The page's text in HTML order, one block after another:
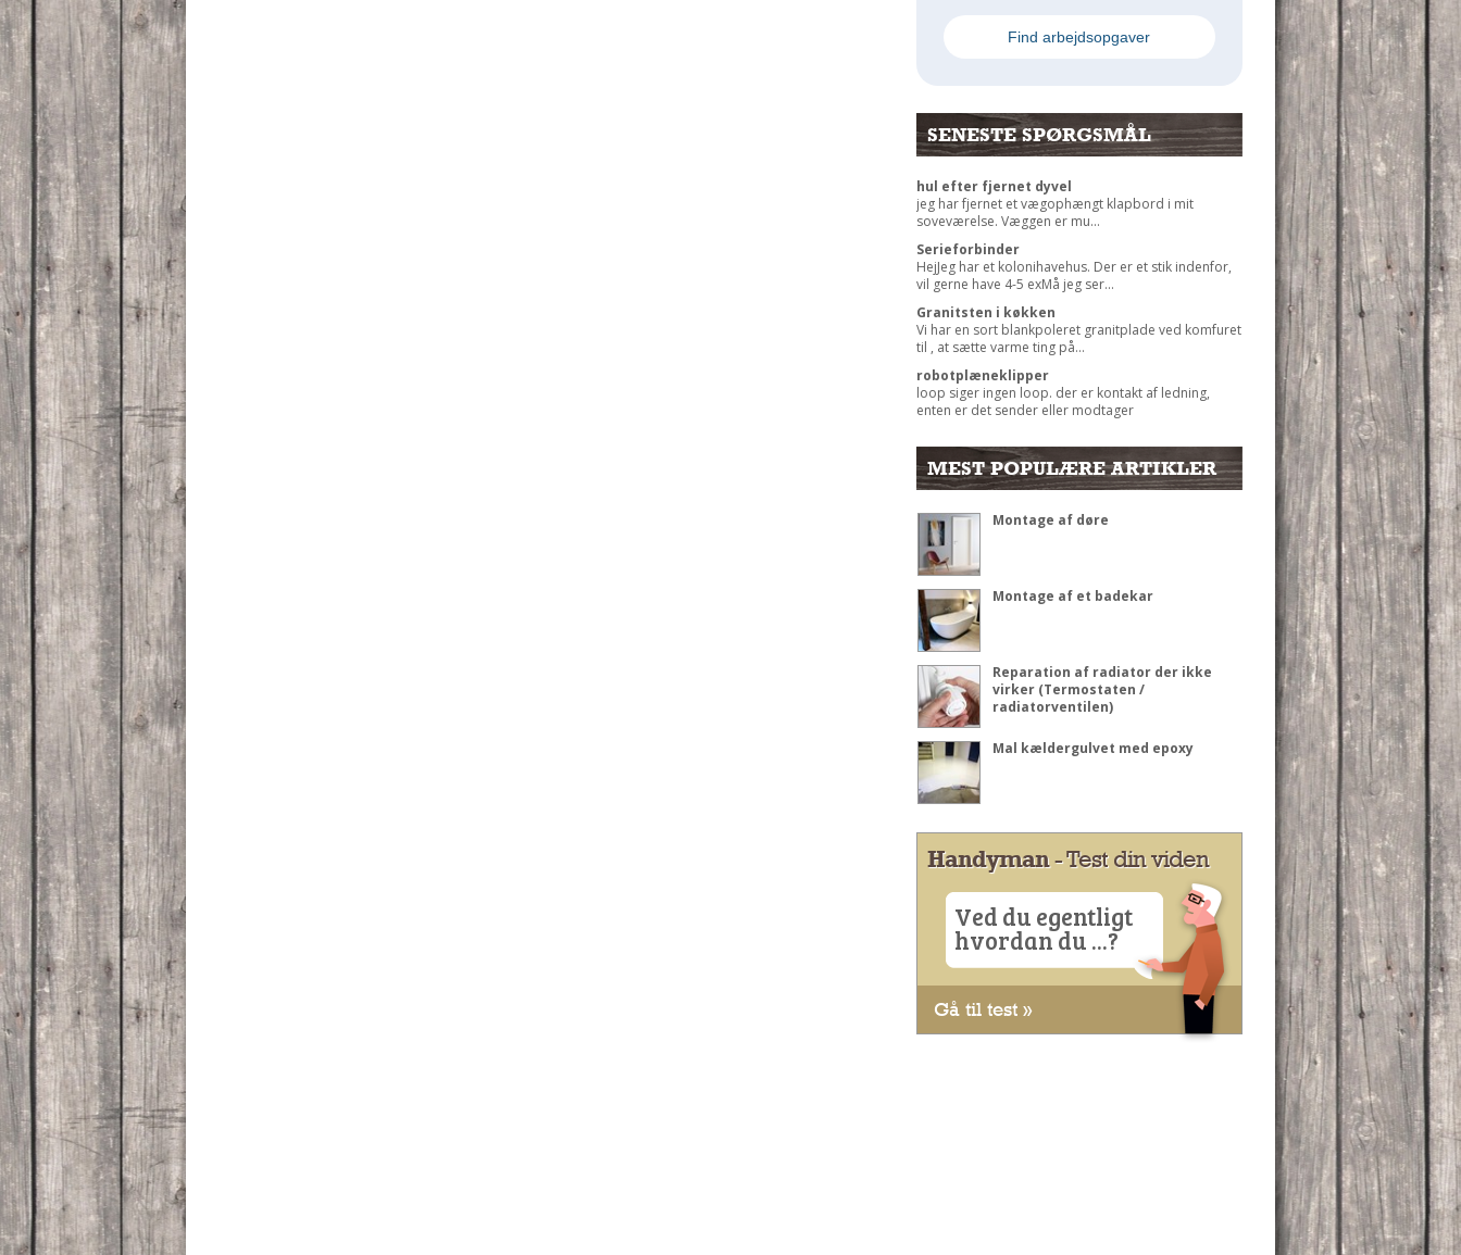
Find arbejdsopgaver
SENESTE SPØRGSMÅL
hul efter fjernet dyvel
jeg har fjernet et vægophængt klapbord i mit
soveværelse. Væggen er mu...
Serieforbinder
HejJeg har et kolonihavehus. Der er et stik indenfor,
vil gerne have 4-5 exMå jeg ser...
Granitsten i køkken
Vi har en sort blankpoleret granitplade ved komfuret
til , at sætte varme ting på...
robotplæneklipper
loop siger ingen loop. der er kontakt af ledning,
enten er det sender eller modtager
MEST POPULÆRE ARTIKLER
Montage af døre
Montage af et badekar
Reparation af radiator der ikke
virker (Termostaten /
radiatorventilen)
Mal kældergulvet med epoxy
Handyman- Test din viden
Ved du egentligt
hvordan du ...?
Gå til test »